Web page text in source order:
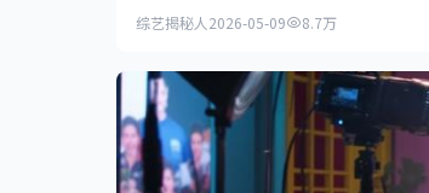
综艺揭秘人 2026-05-09 8.7万